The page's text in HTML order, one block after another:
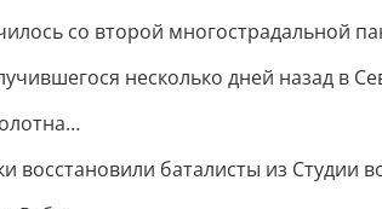
со второй многострадальной
несколько дней назад в
восстановили баталисты из Студии